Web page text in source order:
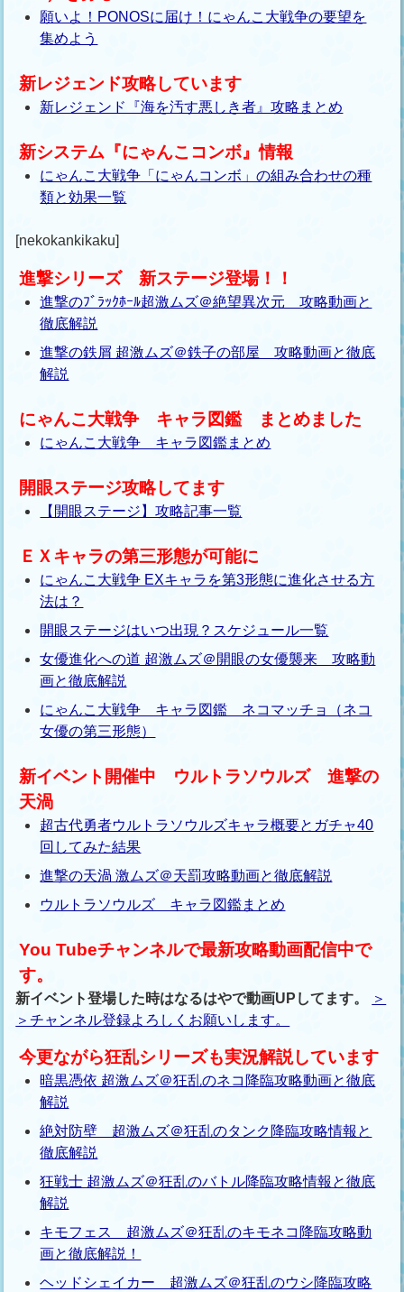
願いよ！PONOSに届け！にゃんこ大戦争の要望を
集めよう
新レジェンド攻略しています
新レジェンド『海を汚す悪しき者』攻略まとめ
新システム『にゃんこコンボ』情報
にゃんこ大戦争「にゃんコンボ」の組み合わせの種
類と効果一覧
[nekokankikaku]
進撃シリーズ 新ステージ登場！！
進撃のﾌﾞﾗｯｸﾎｰﾙ超激ムズ＠絶望異次元 攻略動画と
徹底解説
進撃の鉄屑 超激ムズ＠鉄子の部屋 攻略動画と徹底
解説
にゃんこ大戦争 キャラ図鑑 まとめました
にゃんこ大戦争 キャラ図鑑まとめ
開眼ステージ攻略してます
【開眼ステージ】攻略記事一覧
ＥＸキャラの第三形態が可能に
にゃんこ大戦争 EXキャラを第3形態に進化させる方
法は？
開眼ステージはいつ出現？スケジュール一覧
女優進化への道 超激ムズ＠開眼の女優襲来 攻略動
画と徹底解説
にゃんこ大戦争 キャラ図鑑 ネコマッチョ（ネコ
女優の第三形態）
新イベント開催中 ウルトラソウルズ 進撃の
天渦
超古代勇者ウルトラソウルズキャラ概要とガチャ40
回してみた結果
進撃の天渦 激ムズ＠天罰攻略動画と徹底解説
ウルトラソウルズ キャラ図鑑まとめ
You Tubeチャンネルで最新攻略動画配信中で
す。
新イベント登場した時はなるはやで動画UPしてます。
＞
＞チャンネル登録よろしくお願いします。
今更ながら狂乱シリーズも実況解説しています
暗黒憑依 超激ムズ＠狂乱のネコ降臨攻略動画と徹底
解説
絶対防壁 超激ムズ＠狂乱のタンク降臨攻略情報と
徹底解説
狂戦士 超激ムズ＠狂乱のバトル降臨攻略情報と徹底
解説
キモフェス 超激ムズ＠狂乱のキモネコ降臨攻略動
画と徹底解説！
ヘッドシェイカー 超激ムズ＠狂乱のウシ降臨攻略